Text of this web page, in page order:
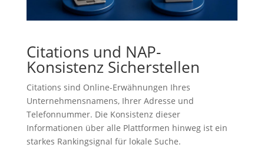
Citations und NAP-
Konsistenz Sicherstellen
Citations sind Online-Erwähnungen Ihres
Unternehmensnamens, Ihrer Adresse und
Telefonnummer. Die Konsistenz dieser
Informationen über alle Plattformen hinweg ist ein
starkes Rankingsignal für lokale Suche.